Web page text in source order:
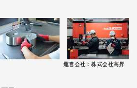
運営会社 : 株式会社高昇